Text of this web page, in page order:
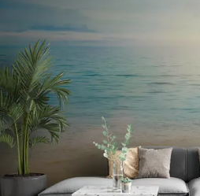
Доступни материјали
Стандард
4472.42 2683.45RSD/m²
Премиум
5525 .00 RSD/m²